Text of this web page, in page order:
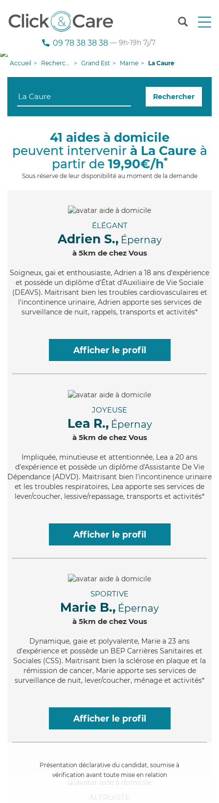
T
n
g
i
09 78 38 38 38 — 9h-19h 7j/7
Accueil Recherche aide à domicile Grand Est Marne La Caure
Rechercher
41 aides à domicile
peuvent intervenir à La Caure à
partir de 19,90€/h*
Sous réserve de leur disponibilité au moment de la demande
ÉLÉGANT
Adrien S., Épernay
à 5km de chez Vous
Soigneux, gai et enthousiaste, Adrien a 18 ans d'expérience
et possède un diplôme d'État d'Auxiliaire de Vie Sociale
(DEAVS). Maitrisant bien les troubles cardiovasculaires et
l'incontinence urinaire, Adrien apporte ses services de
surveillance de nuit, rappels, transports et activités*
Afficher le profil
JOYEUSE
Lea R., Épernay
à 5km de chez Vous
Impliquée, minutieuse et attentionnée, Lea a 20 ans
d'expérience et possède un diplôme d'Assistante De Vie
Dépendance (ADVD). Maitrisant bien l'incontinence urinaire
et les troubles respiratoires, Lea apporte ses services de
lever/coucher, lessive/repassage, transports et activités*
Afficher le profil
SPORTIVE
Marie B., Épernay
à 5km de chez Vous
Dynamique, gaie et polyvalente, Marie a 23 ans
d'expérience et possède un BEP Carrières Sanitaires et
Sociales (CSS). Maitrisant bien la sclérose en plaque et la
rémission de cancer, Marie apporte ses services de
surveillance de nuit, lever/coucher, ménage et activités*
Afficher le profil
Présentation déclarative du candidat, soumise à
vérification avant toute mise en relation
ALTRUISTE